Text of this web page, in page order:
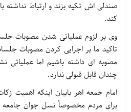
صندلی اش تکیه بزند و ارتباط نداشته
کند.
وی بر لزوم عملیاتی شدن مصوبات
تاکید ما بر اجرایی کردن مصوبات
مصوبه ای داشته باشیم اما
چندان قابل قبولی ندارد.
امام جمعه اهر بابیان اینکه اهمیت
برای مردم مخصوصاً نسل جوان جامعه